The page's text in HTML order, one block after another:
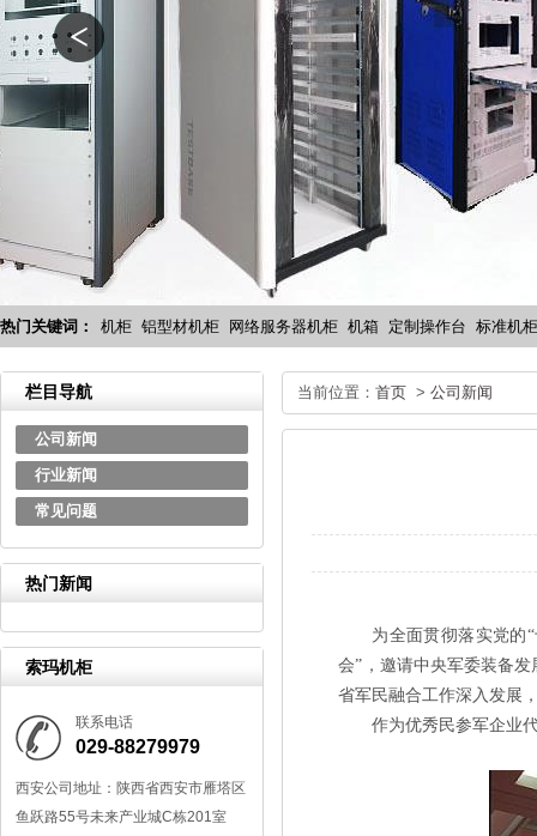
热门关键词： 机柜 铝型材机柜 网络服务器机柜 机箱 定制操作台 标准机柜
栏目导航
公司新闻
行业新闻
常见问题
热门新闻
索玛机柜
联系电话
029-88279979
西安公司地址：陕西省西安市雁塔区
鱼跃路55号未来产业城C栋201室
当前位置： 首页 > 公司新闻
为全面贯彻落实党的
会”，邀请中央军委装备
省军民融合工作深入发展
作为优秀民参军企业